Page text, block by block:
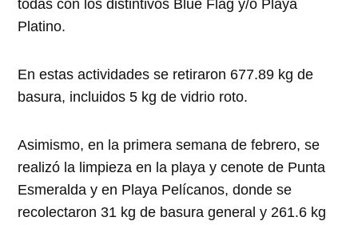
todas con los distintivos Blue Flag y/o Playa
Platino.
En estas actividades se retiraron 677.89 kg de
basura, incluidos 5 kg de vidrio roto.
Asimismo, en la primera semana de febrero, se
realizó la limpieza en la playa y cenote de Punta
Esmeralda y en Playa Pelícanos, donde se
recolectaron 31 kg de basura general y 261.6 kg